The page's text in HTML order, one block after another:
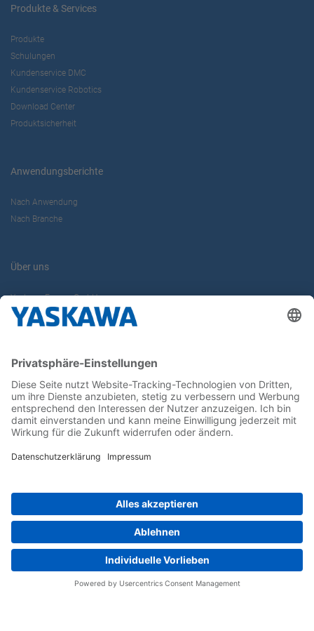
Produkte & Services
Produkte
Schulungen
Kundenservice DMC
Kundenservice Robotics
Download Center
Produktsicherheit
Anwendungsberichte
Nach Anwendung
Nach Branche
Über uns
Yaskawa Europe GmbH
Karriere
Newsletter
Follow us on...
Home Impressum Privacy
Cookie Choices
Whistleblowing
Yaskawa Europe GmbH